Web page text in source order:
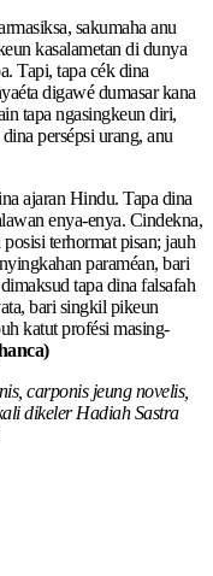
sakumaha anu
kasalametan di dunya
Tapi, tapa cék dina
digawé dumasar kana
tapa ngasingkeun diri,
persépsi urang, anu
ajaran Hindu. Tapa dina
enya-enya. Cindekna,
terhormat pisan; jauh
paraméan, bari
tapa dina falsafah
bari singkil pikeun
katut profési masing-
carponis jeung novelis,
dikeler Hadiah Sastra